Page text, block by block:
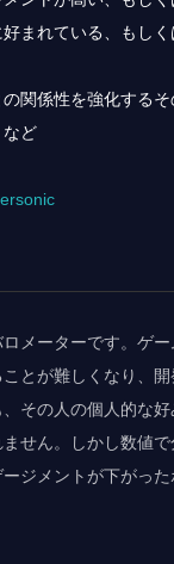
まれている、もし
関係性を強化する
ど
メーターです。ゲ
とが難しくなり、
その人の個人的な好
せん。しかし数値で
ジメントが下がっ